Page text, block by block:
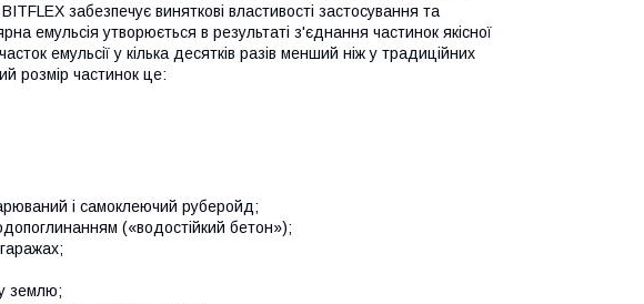
забезпечує виняткові властивості застосування та
емульсія утворюється в результаті з'єднання частинок якісної
емульсії у кілька десятків разів менший ніж у традиційних
розмір частинок це:
і самоклеючий руберойд;
(«водостійкий бетон»);
землю;